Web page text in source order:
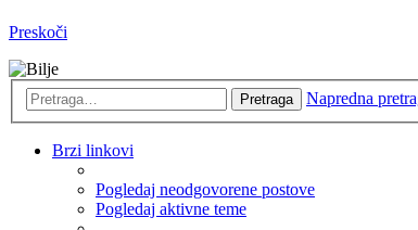
Preskoči
Pretraga Napredna
Brzi linkovi
Pogledaj neodgovorene postove
Pogledaj aktivne teme